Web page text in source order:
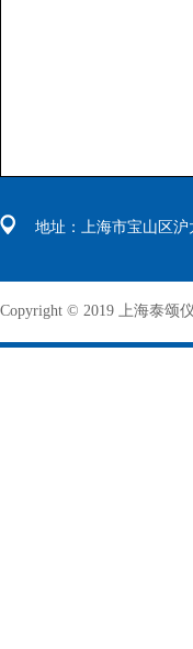
地址：上海市宝山区沪
Copyright © 2019 上海泰